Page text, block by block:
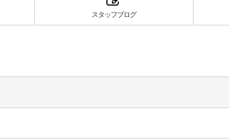
スタッフブログ